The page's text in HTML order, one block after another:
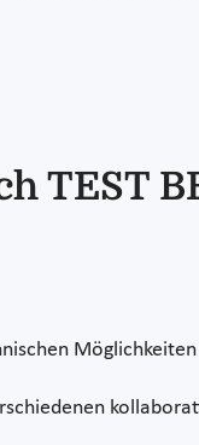
TEST